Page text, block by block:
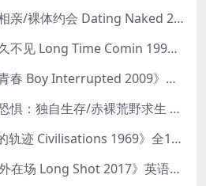
美国纪录片《裸体相亲/裸体约会 Dating Naked 2014-2016》第1-3季全33集 英语中英双字 无水印纯净版 1080P/MKV/85.6G 裸体相亲真人秀
加拿大纪录片《好久不见 Long Time Comin 1993》英语中英双字 官方纯净版 1080P/MKV/1G 女同性艺术家
美国纪录片《双相青春 Boy Interrupted 2009》英语中英双字 官方纯净版 1080P/MKV/1.43G 青少年躁郁症
探索频道《赤裸与恐惧：独自生存/赤裸荒野求生 Naked and Afraid: Solo 2023》第一季全8集 英语中英双字 官方纯净版 高码1080P/MKV/45.4G
BBC纪录片《文明的轨迹 Civilisations 1969》全13集 英语中英双字 高清收藏版 1080P/MKV/64.1G 西方艺术史话
Netflix纪录片《意外在场 Long Shot 2017》英语中字 720P/NKV/1.06GB 美国谋杀误判案件